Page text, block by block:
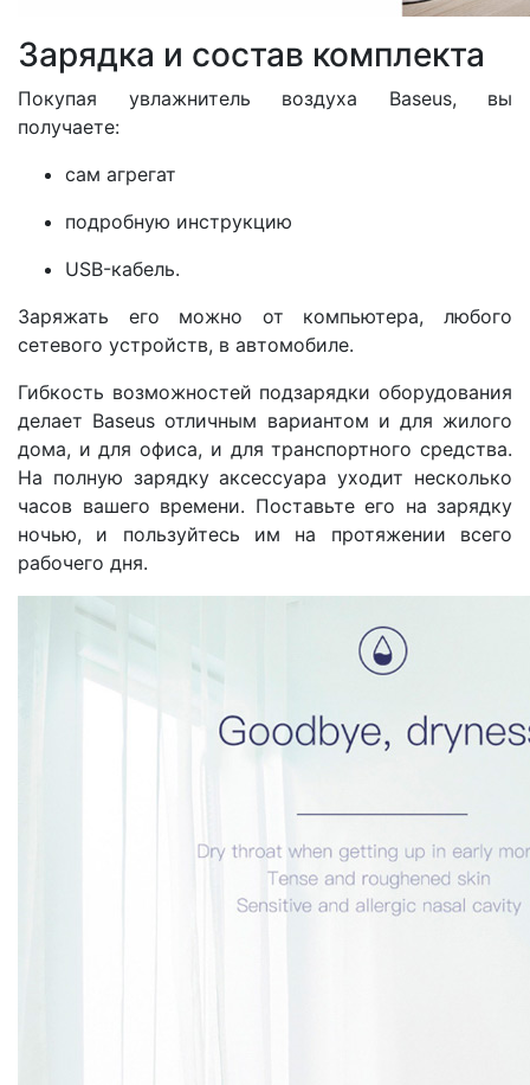
Зарядка и состав комплекта
Покупая увлажнитель воздуха Baseus, вы
получаете:
сам агрегат
подробную инструкцию
USB-кабель.
Заряжать его можно от компьютера, любого
сетевого устройств, в автомобиле.
Гибкость возможностей подзарядки оборудования
делает Baseus отличным вариантом и для жилого
дома, и для офиса, и для транспортного средства.
На полную зарядку аксессуара уходит несколько
часов вашего времени. Поставьте его на зарядку
ночью, и пользуйтесь им на протяжении всего
рабочего дня.